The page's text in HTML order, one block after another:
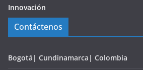
Innovación
Contáctenos
Bogotá| Cundinamarca| Colombia